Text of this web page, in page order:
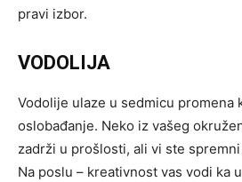
pravi izbor.
VODOLIJA
Vodolije ulaze u sedmicu promena
oslobađanje. Neko iz vašeg
zadrži u prošlosti, ali vi ste
Na poslu – kreativnost vas vodi ka